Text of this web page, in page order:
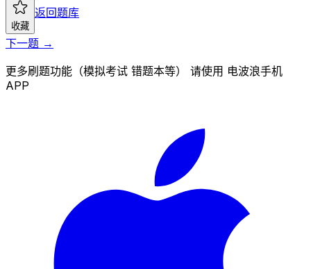
收藏
返回题库
下一题 →
更多刷题功能（模拟考试 错题本等） 请使用 电波浪手机
APP